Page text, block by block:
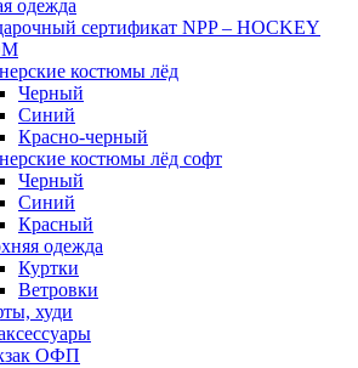
одежда
сертификат NPP – HOCKEY
костюмы лёд
Черный
Синий
Красно-черный
костюмы лёд софт
Черный
Синий
Красный
одежда
Куртки
Ветровки
худи
ОФП